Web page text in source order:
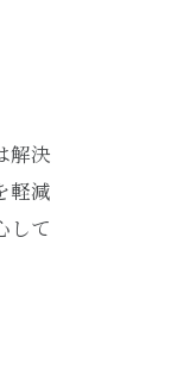
解決
軽減
して